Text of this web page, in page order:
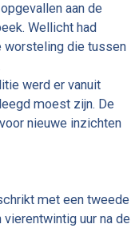
aan de
Wellicht had
worsteling die tussen
werd er vanuit
moest zijn. De
nieuwe inzichten
met een tweede
uur na de